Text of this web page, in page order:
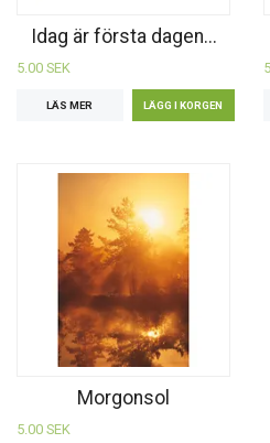
Idag är första dagen...
5.00 SEK
LÄS MER
Morgonsol
5.00 SEK